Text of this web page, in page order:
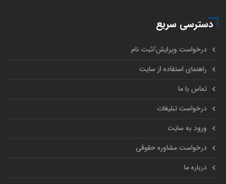
دسترسی سریع
درخواست ویرایش/ثبت نام
راهنمای استفاده از سایت
تماس با ما
درخواست تبلیغات
ورود به سایت
درخواست مشاوره حقوقی
درباره ما